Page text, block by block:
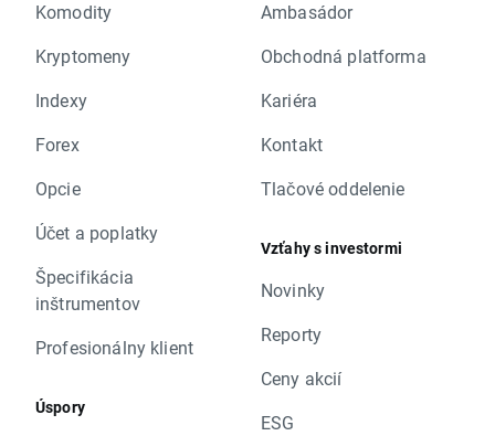
Komodity
Kryptomeny
Indexy
Forex
Opcie
Účet a poplatky
Špecifikácia
inštrumentov
Profesionálny klient
Úspory
Ambasádor
Obchodná platforma
Kariéra
Kontakt
Tlačové oddelenie
Vzťahy s investormi
Novinky
Reporty
Ceny akcií
ESG